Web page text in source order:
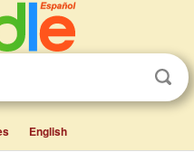
English